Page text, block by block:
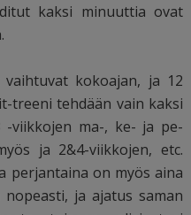
kaksi minuuttia ovat
kokoajan, ja 12
treeni tehdään vain kaksi
viikkojen ma-, ke- ja pe-
ja 2&4-viikkojen, etc.
perjantaina on myös aina
ja ajatus saman